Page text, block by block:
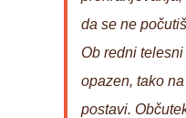
da se ne
Ob redni
opazen, tako
postavi.